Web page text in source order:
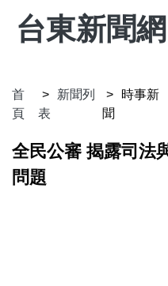
台東新聞網
首
頁
新聞列
表
時事新
聞
全民公審 揭露司法
問題